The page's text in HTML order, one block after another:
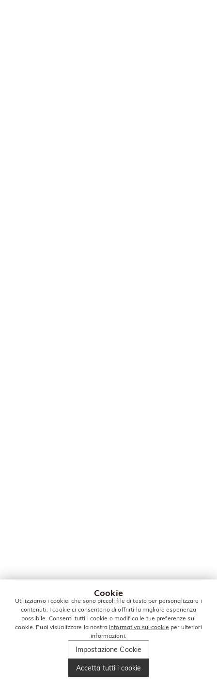
Cookie
Utilizziamo i cookie, che sono piccoli file di testo per personalizzare i
contenuti. I cookie ci consentono di offrirti la migliore esperienza
possibile. Consenti tutti i cookie o modifica le tue preferenze sui
cookie. Puoi visualizzare la nostra Informativa sui cookie per ulteriori
informazioni.
Impostazione Cookie
Accetta tutti i cookie